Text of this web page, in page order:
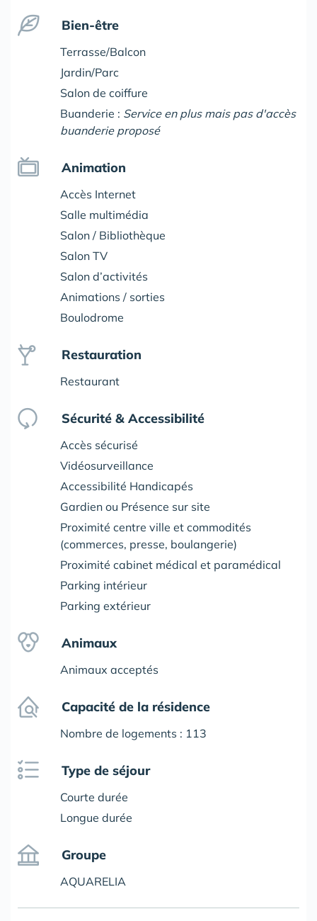
Bien-être
Terrasse/Balcon
Jardin/Parc
Salon de coiffure
Buanderie : Service en plus mais pas d'accès
buanderie proposé
Animation
Accès Internet
Salle multimédia
Salon / Bibliothèque
Salon TV
Salon d’activités
Animations / sorties
Boulodrome
Restauration
Restaurant
Sécurité & Accessibilité
Accès sécurisé
Vidéosurveillance
Accessibilité Handicapés
Gardien ou Présence sur site
Proximité centre ville et commodités
(commerces, presse, boulangerie)
Proximité cabinet médical et paramédical
Parking intérieur
Parking extérieur
Animaux
Animaux acceptés
Capacité de la résidence
Nombre de logements : 113
Type de séjour
Courte durée
Longue durée
Groupe
AQUARELIA